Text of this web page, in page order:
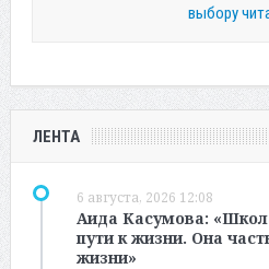
выбору
ЛЕНТА
6 августа, 2026 12:08
Аида Касумова:
пути к жизни. Она
жизни»